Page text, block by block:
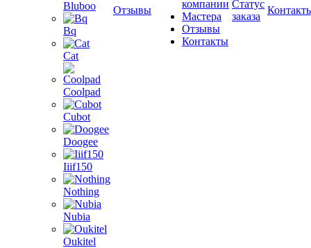
Bluboo
Bq
Cat
Coolpad
Cubot
Doogee
Iiif150
Nothing
Nubia
Oukitel
Отзывы
компании
Мастера
Отзывы
Контакты
Статус
заказа